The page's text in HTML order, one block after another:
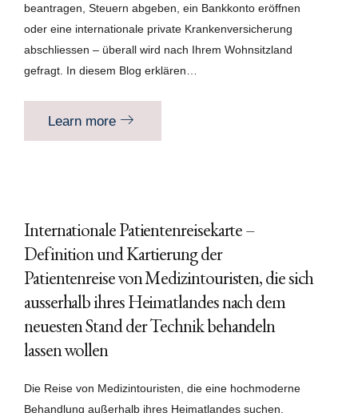
beantragen, Steuern abgeben, ein Bankkonto eröffnen
oder eine internationale private Krankenversicherung
abschliessen – überall wird nach Ihrem Wohnsitzland
gefragt. In diesem Blog erklären…
Learn more
Internationale Patientenreisekarte –
Definition und Kartierung der
Patientenreise von Medizintouristen, die sich
ausserhalb ihres Heimatlandes nach dem
neuesten Stand der Technik behandeln
lassen wollen
Die Reise von Medizintouristen, die eine hochmoderne
Behandlung außerhalb ihres Heimatlandes suchen,